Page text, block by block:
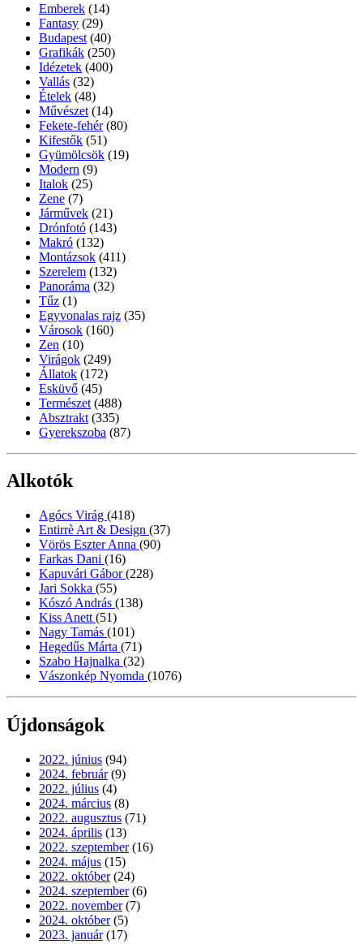
Emberek (14)
Fantasy (29)
Budapest (40)
Grafikák (250)
Idézetek (400)
Vallás (32)
Ételek (48)
Művészet (14)
Fekete-fehér (80)
Kifestők (51)
Gyümölcsök (19)
Modern (9)
Italok (25)
Zene (7)
Járművek (21)
Drónfotó (143)
Makró (132)
Montázsok (411)
Szerelem (132)
Panoráma (32)
Tűz (1)
Egyvonalas rajz (35)
Városok (160)
Zen (10)
Virágok (249)
Állatok (172)
Esküvő (45)
Természet (488)
Absztrakt (335)
Gyerekszoba (87)
Alkotók
Agócs Virág (418)
Entirrè Art & Design (37)
Vörös Eszter Anna (90)
Farkas Dani (16)
Kapuvári Gábor(228)
Jari Sokka (55)
Kószó András (138)
Kiss Anett (51)
Nagy Tamás (101)
Hegedűs Márta (71)
Szabo Hajnalka (32)
Vászonkép Nyomda (1076)
Újdonságok
2022. június (94)
2024. február (9)
2022. július (4)
2024. március (8)
2022. augusztus (71)
2024. április (13)
2022. szeptember (16)
2024. május (15)
2022. október (24)
2024. szeptember (6)
2022. november (7)
2024. október (5)
2023. január (17)